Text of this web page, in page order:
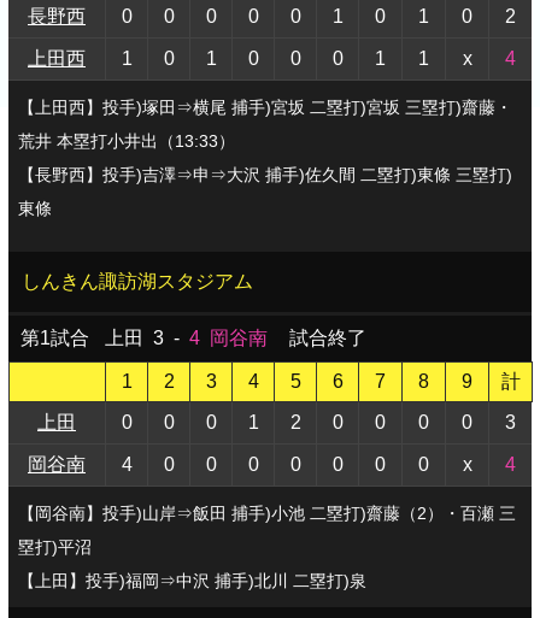
長野西
0 0 0 0 0 1 0 1 0 2
上田西 1 0 1 0 0 0 1 1 x 4
【上田西】投手)塚田⇒横尾 捕手)宮坂 二塁打)宮坂 三塁打)齋藤・
荒井 本塁打小井出（13:33）
【長野西】投手)吉澤⇒申⇒大沢 捕手)佐久間 二塁打)東條 三塁打)
東條
しんきん諏訪湖スタジアム
第1試合 上田 3 - 4 岡谷南 試合終了
1 2 3 4 5 6 7 8 9
計
上田
0 0 0 1 2 0 0 0 0 3
岡谷南 4 0 0 0 0 0 0 0 x 4
【岡谷南】投手)山岸⇒飯田 捕手)小池 二塁打)齋藤（2）・百瀬 三
塁打)平沼
【上田】投手)福岡⇒中沢 捕手)北川 二塁打)泉